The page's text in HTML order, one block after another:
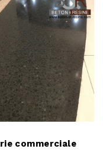
commerciale